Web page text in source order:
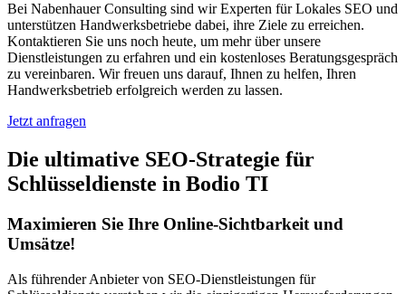
Bei Nabenhauer Consulting sind wir Experten für Lokales SEO und
unterstützen Handwerksbetriebe dabei, ihre Ziele zu erreichen.
Kontaktieren Sie uns noch heute, um mehr über unsere
Dienstleistungen zu erfahren und ein kostenloses Beratungsgespräch
zu vereinbaren. Wir freuen uns darauf, Ihnen zu helfen, Ihren
Handwerksbetrieb erfolgreich werden zu lassen.
Jetzt anfragen
Die ultimative SEO-Strategie für
Schlüsseldienste in Bodio TI
Maximieren Sie Ihre Online-Sichtbarkeit und
Umsätze!
Als führender Anbieter von SEO-Dienstleistungen für